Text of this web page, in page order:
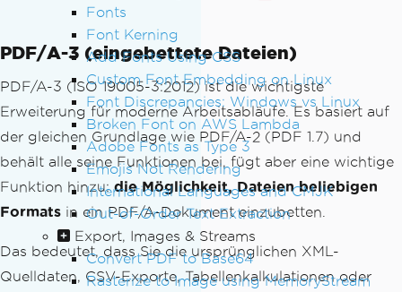
Fonts
Font Kerning
Add Fonts Using CSS
Custom Font Embedding on Linux
Font Discrepancies: Windows vs Linux
Broken Font on AWS Lambda
Adobe Fonts as Type 3
Emojis Not Rendering
International Languages and CMJK
Out-of-Order Text Extraction
Export, Images & Streams
Convert PDF to Base64
Rasterize to Image using MemoryStream
PDF/A-3 (eingebettete Dateien)
PDF/A-3 (ISO 19005-3:2012) ist die wichtigste
Erweiterung für moderne Arbeitsabläufe. Es basiert auf
der gleichen Grundlage wie PDF/A-2 (PDF 1.7) und
behält alle seine Funktionen bei, fügt aber eine wichtige
Funktion hinzu:die Möglichkeit, Dateien beliebigen
Formats in ein PDF/A-Dokument einzubetten.
Das bedeutet, dass Sie die ursprünglichen XML-
Quelldaten, CSV-Exporte, Tabellenkalkulationen oder